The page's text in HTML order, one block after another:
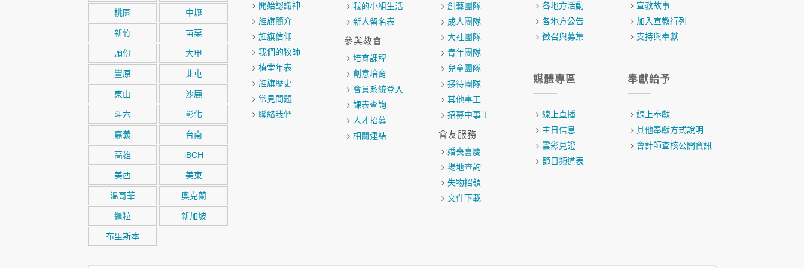
桃園 中壢
新竹 苗栗
頭份 大甲
豐原 北屯
東山 沙鹿
斗六 彰化
嘉義 台南
高雄 iBCH
美西 美東
溫哥華 奧克蘭
暹粒 新加坡
布里斯本
開始認識神
旌旗簡介
旌旗信仰
我們的牧師
植堂年表
旌旗歷史
常見問題
聯絡我們
我的小組生活
新人留名表
參與教會
培育課程
創意培育
會員系統登入
課表查詢
人才招募
相關連結
創藝團隊
成人團隊
大社團隊
青年團隊
兒童團隊
接待團隊
其他事工
招募中事工
會友服務
婚喪喜慶
場地查詢
失物招領
文件下載
各地方活動
各地方公告
徵召與募集
媒體專區
線上直播
主日信息
雲彩見證
節目頻道表
宣教故事
加入宣教行列
支持與奉獻
奉獻給予
線上奉獻
其他奉獻方式說明
會計師查核公開資訊